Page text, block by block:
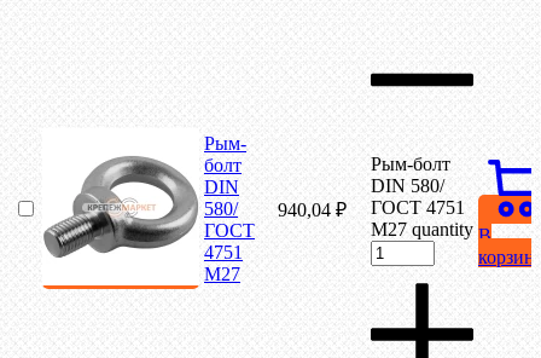
Рым-
болт
DIN
580/
ГОСТ
4751
М27
940,04 ₽
Рым-болт
DIN 580/
ГОСТ 4751
М27 quantity В